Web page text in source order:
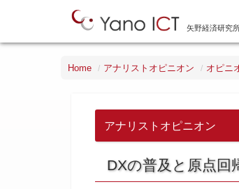
矢野経済研究
Home アナリストオピニオン オピニ
アナリストオピニオン
DXの普及と原点回